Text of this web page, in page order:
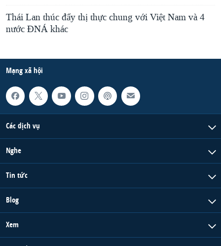
Thái Lan thúc đẩy thị thực chung với Việt Nam và 4
nước ĐNÁ khác
Mạng xã hội
Các dịch vụ
Nghe
Tin tức
Blog
Xem